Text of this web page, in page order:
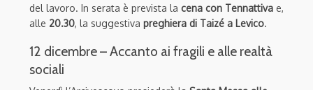
del lavoro. In serata è prevista la cena con Tennattiva e,
alle 20.30, la suggestiva preghiera di Taizé a Levico.
12 dicembre – Accanto ai fragili e alle realtà
sociali